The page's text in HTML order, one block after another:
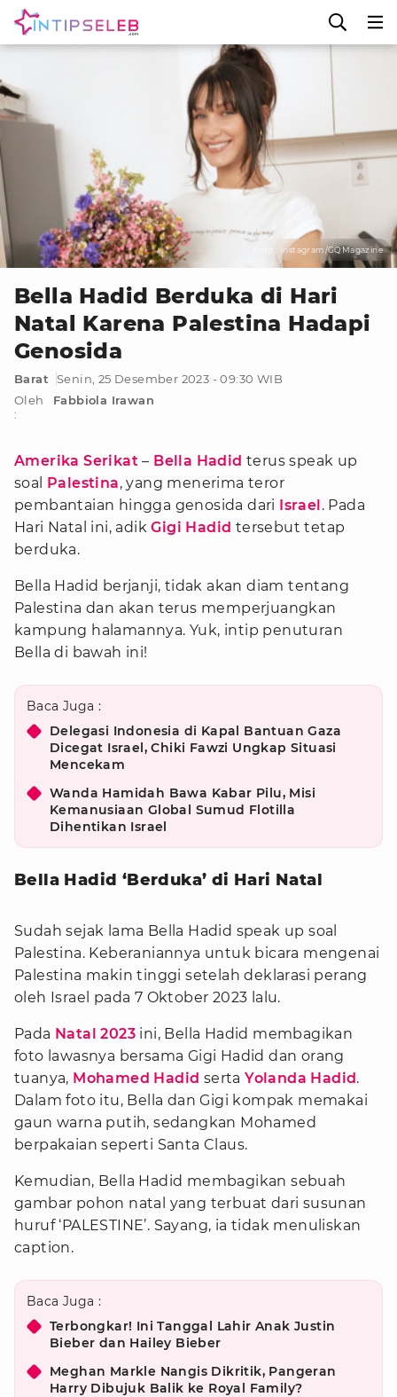
Foto : Instagram/GQMagazine
Bella Hadid Berduka di Hari
Natal Karena Palestina Hadapi
Genosida
Barat
Senin, 25 Desember 2023 - 09:30 WIB
Oleh
:
Fabbiola Irawan
Amerika Serikat – Bella Hadid terus speak up
soal Palestina, yang menerima teror
pembantaian hingga genosida dari Israel. Pada
Hari Natal ini, adikGigi Hadid tersebut tetap
berduka.
Bella Hadid berjanji, tidak akan diam tentang
Palestina dan akan terus memperjuangkan
kampung halamannya. Yuk, intip penuturan
Bella di bawah ini!
Baca Juga :
Delegasi Indonesia di Kapal Bantuan Gaza
Dicegat Israel, Chiki Fawzi Ungkap Situasi
Mencekam
Wanda Hamidah Bawa Kabar Pilu, Misi
Kemanusiaan Global Sumud Flotilla
Dihentikan Israel
Bella Hadid ‘Berduka’ di Hari Natal
Sudah sejak lama Bella Hadid speak up soal
Palestina. Keberaniannya untuk bicara mengenai
Palestina makin tinggi setelah deklarasi perang
oleh Israel pada 7 Oktober 2023 lalu.
Pada Natal 2023 ini, Bella Hadid membagikan
foto lawasnya bersama Gigi Hadid dan orang
tuanya, Mohamed Hadid sertaYolanda Hadid.
Dalam foto itu, Bella dan Gigi kompak memakai
gaun warna putih, sedangkan Mohamed
berpakaian seperti Santa Claus.
Kemudian, Bella Hadid membagikan sebuah
gambar pohon natal yang terbuat dari susunan
huruf ‘PALESTINE’. Sayang, ia tidak menuliskan
caption.
Baca Juga :
Terbongkar! Ini Tanggal Lahir Anak Justin
Bieber dan Hailey Bieber
Meghan Markle Nangis Dikritik, Pangeran
Harry Dibujuk Balik ke Royal Family?